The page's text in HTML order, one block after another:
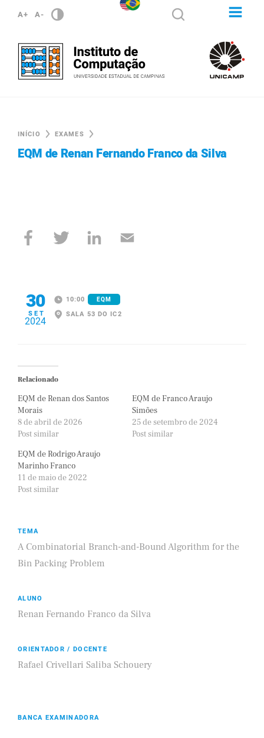
A+ A-
INÍCIO EXAMES
EQM de Renan Fernando Franco da Silva
30
SET
2024
10:00 EQM
SALA 53 DO IC2
Relacionado
EQM de Renan dos Santos
Morais
8 de abril de 2026
Post similar
EQM de Franco Araujo
Simões
25 de setembro de 2024
Post similar
EQM de Rodrigo Araujo
Marinho Franco
11 de maio de 2022
Post similar
TEMA
A Combinatorial Branch-and-Bound Algorithm for the
Bin Packing Problem
ALUNO
Renan Fernando Franco da Silva
ORIENTADOR / DOCENTE
Rafael Crivellari Saliba Schouery
BANCA EXAMINADORA